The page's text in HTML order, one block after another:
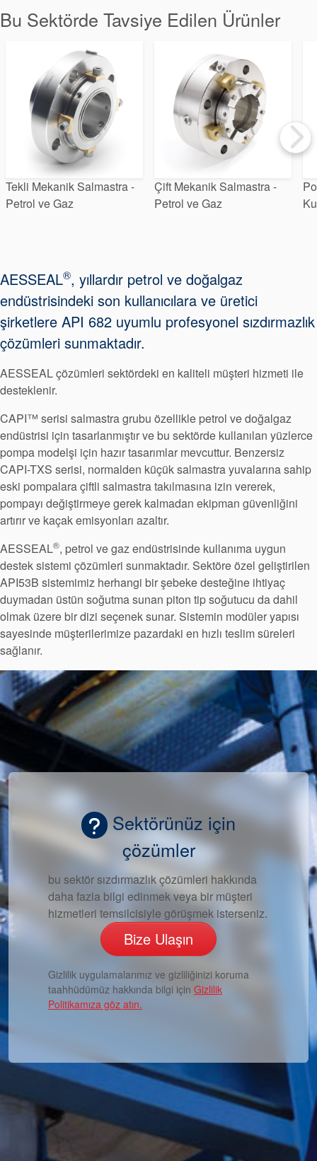
Seal Destek
Sistemi
Sertifikalar ve Standartlar
Bize Ulaşın
Konumlar
Sürdürülebilirlik
Ürün Broşürleri
beyaz bültenler
Bu Sektörde Tavsiye Edilen Ürünler
Tekli Mekanik Salmastra -
Petrol ve Gaz
Çift Mekanik Salmastra -
Petrol ve Gaz
AESSEAL®, yıllardır petrol ve doğalgaz
endüstrisindeki son kullanıcılara ve üretici
şirketlere API 682 uyumlu profesyonel sızdırmazlık
çözümleri sunmaktadır.
AESSEAL çözümleri sektördeki en kaliteli müşteri hizmeti ile
desteklenir.
CAPI™ serisi salmastra grubu özellikle petrol ve doğalgaz
endüstrisi için tasarlanmıştır ve bu sektörde kullanılan yüzlerce
pompa modelşi için hazır tasarımlar mevcuttur. Benzersiz
CAPI-TXS serisi, normalden küçük salmastra yuvalarına sahip
eski pompalara çiftli salmastra takılmasına izin vererek,
pompayı değiştirmeye gerek kalmadan ekipman güvenliğini
artırır ve kaçak emisyonları azaltır.
AESSEAL®, petrol ve gaz endüstrisinde kullanıma uygun
destek sistemi çözümleri sunmaktadır. Sektöre özel geliştirilen
API53B sistemimiz herhangi bir şebeke desteğine ihtiyaç
duymadan üstün soğutma sunan piton tip soğutucu da dahil
olmak üzere bir dizi seçenek sunar. Sistemin modüler yapısı
sayesinde müşterilerimize pazardaki en hızlı teslim süreleri
sağlanır.
Sektörünüz için
çözümler
bu sektör sızdırmazlık çözümleri hakkında
daha fazla bilgi edinmek veya bir müşteri
hizmetleri temsilcisiyle görüşmek isterseniz.
Bize Ulaşın
Gizlilik uygulamalarımız ve gizliliğinizi koruma
taahhüdümüz hakkında bilgi için Gizlilik
Politikamıza göz atın.